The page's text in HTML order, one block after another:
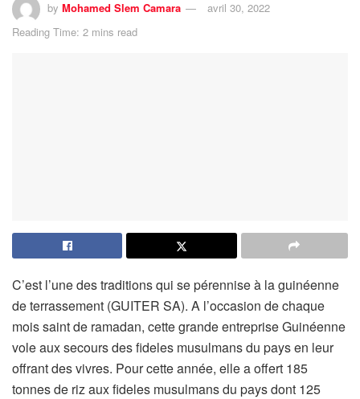
by Mohamed Slem Camara
avril 30, 2022
Reading Time: 2 mins read
C’est l’une des traditions qui se pérennise à la guinéenne
de terrassement (GUITER SA). A l’occasion de chaque
mois saint de ramadan, cette grande entreprise Guinéenne
vole aux secours des fideles musulmans du pays en leur
offrant des vivres. Pour cette année, elle a offert 185
tonnes de riz aux fideles musulmans du pays dont 125